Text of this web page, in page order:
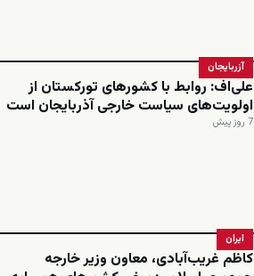
آزربایجان
علی‌اف: روابط با کشورهای تورکستان از
اولویت‌های سیاست خارجی آذربایجان است
7 روز پیش
ایران
کاظم غریب‌آبادی، معاون وزیر خارجه